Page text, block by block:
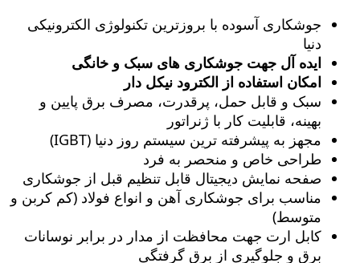
جوشکاری آسوده با بروزترین تکنولوژی الکترونیکی
دنیا
ایده آل جهت جوشکاری های سبک و خانگی
امکان استفاده از الکترود نیکل دار
سبک و قابل حمل، پرقدرت، مصرف برق پایین و
بهینه، قابلیت کار با ژنراتور
مجهز به پیشرفته ترین سیستم روز دنیا (IGBT)
طراحی خاص و منحصر به فرد
صفحه نمایش دیجیتال قابل تنظیم قبل از جوشکاری
مناسب برای جوشکاری آهن و انواع فولاد (کم کربن و
متوسط)
کابل ارت جهت محافظت از مدار در برابر نوسانات
برق و جلوگیری از برق گرفتگی